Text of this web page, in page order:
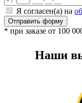
Я согласен(а) на
* при заказе от 100
Наши